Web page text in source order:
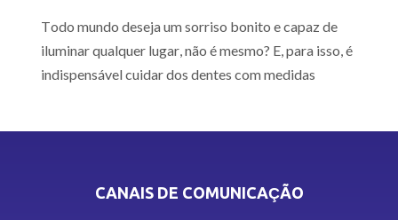
Todo mundo deseja um sorriso bonito e capaz de
iluminar qualquer lugar, não é mesmo? E, para isso, é
indispensável cuidar dos dentes com medidas
CANAIS DE COMUNICAÇÃO